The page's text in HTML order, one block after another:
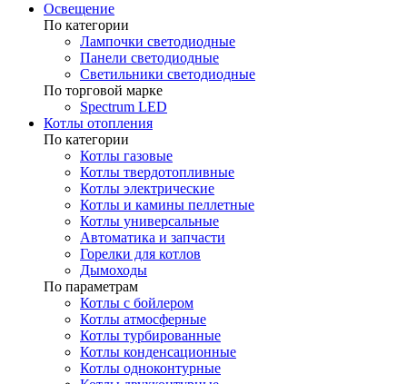
Освещение
По категории
Лампочки светодиодные
Панели светодиодные
Светильники светодиодные
По торговой марке
Spectrum LED
Котлы отопления
По категории
Котлы газовые
Котлы твердотопливные
Котлы электрические
Котлы и камины пеллетные
Котлы универсальные
Автоматика и запчасти
Горелки для котлов
Дымоходы
По параметрам
Котлы с бойлером
Котлы атмосферные
Котлы турбированные
Котлы конденсационные
Котлы одноконтурные